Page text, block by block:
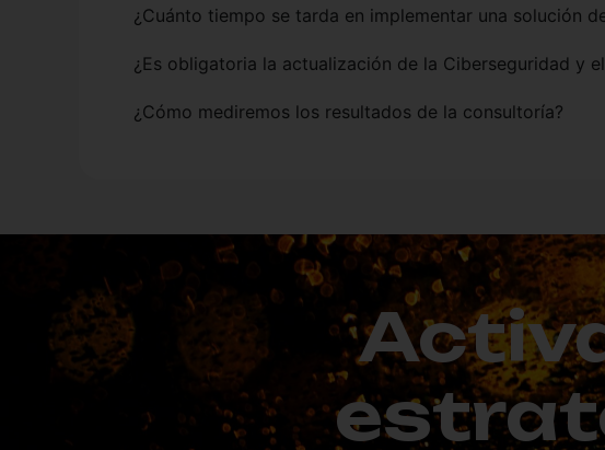
¿Cuánto tiempo se tarda en implementar una solución
¿Es obligatoria la actualización de la Ciberseguridad y
¿Cómo mediremos los resultados de la consultoría?